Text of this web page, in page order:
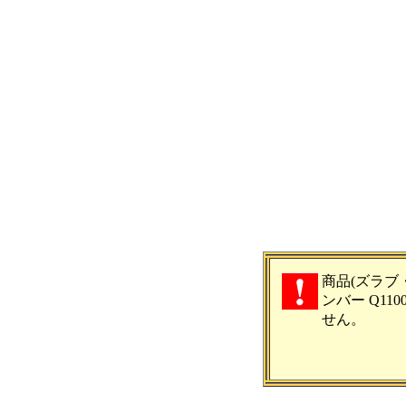
商品(ズラブ
ンバー
せん。